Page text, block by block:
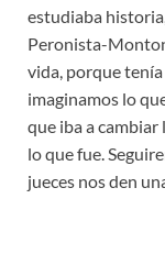
estudiaba
Peronista-
vida, porque
imaginamos lo
que iba a
lo que fue.
jueces nos den